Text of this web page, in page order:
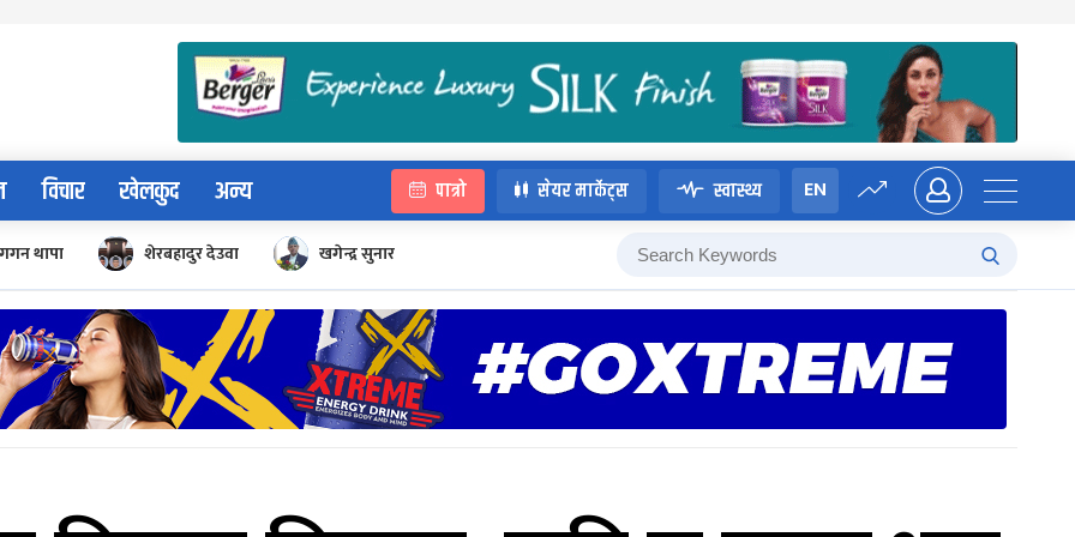
विचार खेलकुद अन्य पात्रो सेयर मार्केट्स स्वास्थ्य EN
गगन थापा शेरबहादुर देउवा खगेन्द्र सुनार